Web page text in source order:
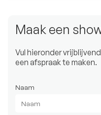
Maak een
Vul hieronder
een afspraak te maken.
Naam